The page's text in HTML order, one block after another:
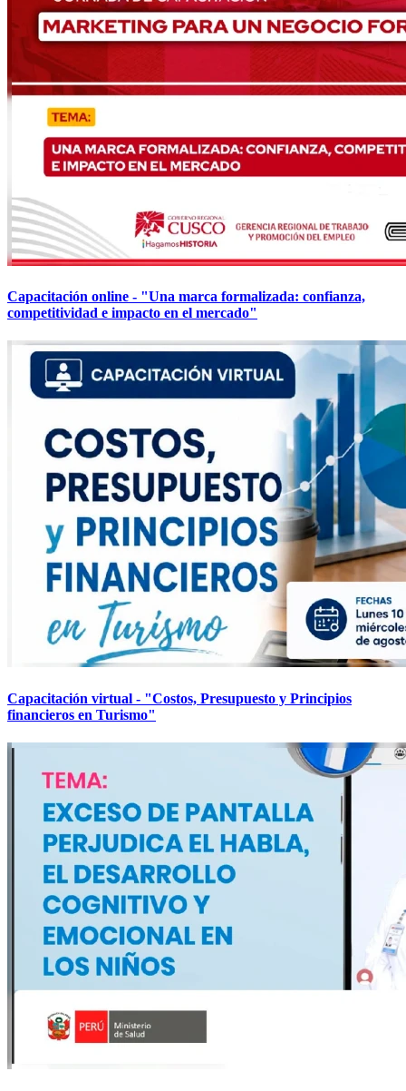
Capacitación online - "Una marca formalizada: confianza,
competitividad e impacto en el mercado"
Capacitación virtual - "Costos, Presupuesto y Principios
financieros en Turismo"